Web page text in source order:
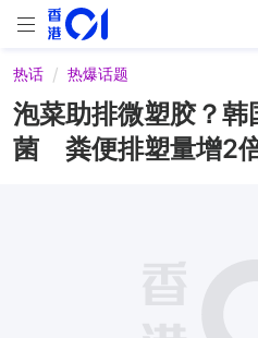
热话 热爆话题
泡菜助排微塑胶？
菌 粪便排塑量增2